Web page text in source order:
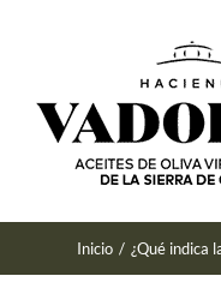
Inicio / ¿Qué indica